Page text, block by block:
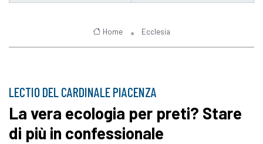
Home Ecclesia
LECTIO DEL CARDINALE PIACENZA
La vera ecologia per preti? Stare
di più in confessionale